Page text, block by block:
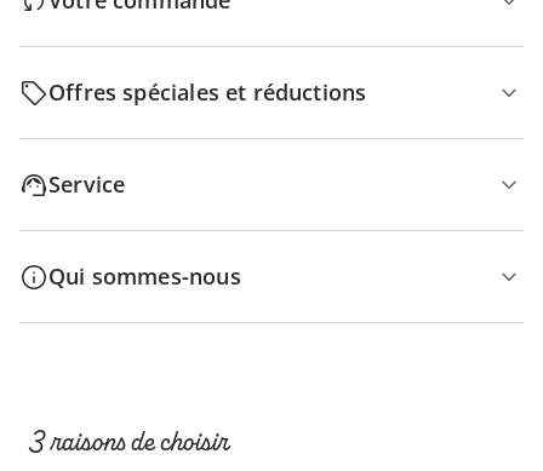
Offres spéciales et réductions
Service
Qui sommes-nous
3 raisons de choisir